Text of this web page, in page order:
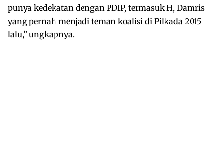
punya kedekatan dengan PDIP, termasuk H, Damris
yang pernah menjadi teman koalisi di Pilkada 2015
lalu,” ungkapnya.